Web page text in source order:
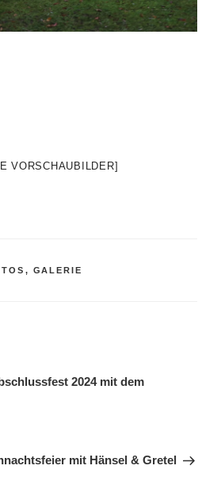
VORSCHAUBILDER]
, GALERIE
2024 mit dem
mit Hänsel & Gretel